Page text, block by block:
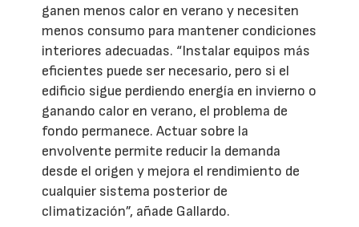
ganen menos calor en verano y necesiten
menos consumo para mantener condiciones
interiores adecuadas. “Instalar equipos más
eficientes puede ser necesario, pero si el
edificio sigue perdiendo energía en invierno o
ganando calor en verano, el problema de
fondo permanece. Actuar sobre la
envolvente permite reducir la demanda
desde el origen y mejora el rendimiento de
cualquier sistema posterior de
climatización”, añade Gallardo.